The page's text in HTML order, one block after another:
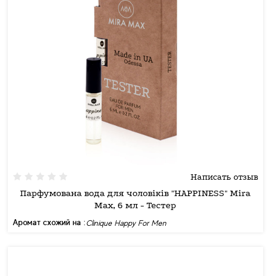
Написать отзыв
Парфумована вода для чоловіків "HAPPINESS" Mira
Max, 6 мл - Тестер
Аромат схожий на :Clinique Happy For Men